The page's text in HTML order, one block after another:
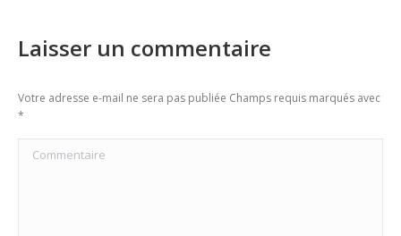
Laisser un commentaire
Votre adresse e-mail ne sera pas publiée Champs requis marqués avec
*
Commentaire